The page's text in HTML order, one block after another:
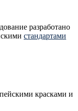
разработано
стандартами
красками и